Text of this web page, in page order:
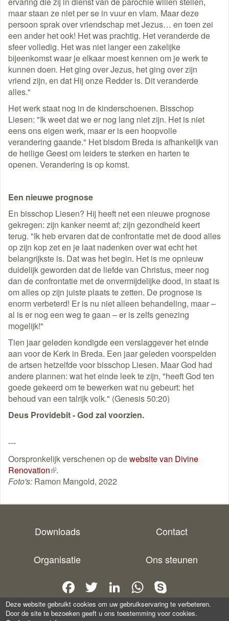
maar staan ze niet per se in vuur en vlam. Maar deze
persoon sprak over vriendschap met Jezus… en toen zei
een ander het ook! Het was prachtig. Het veranderde de
sfeer volledig. Het was niet langer een zakelijke
bijeenkomst waar je elkaar moest kennen om je werk te
kunnen doen. Het ging over Jezus, het ging over zijn
vriend zijn, en dat Hij onze Redder is. Dit veranderde
alles."
Het werk staat nog in de kinderschoenen. Bisschop
Liesen: "Ik weet dat we er nog lang niet zijn. Het is niet
eens ons eigen werk, maar er is een hoopvolle
verandering gaande." Het bisdom Breda is afhankelijk van
de heilige Geest om leiders te sterken en harten te
openen. Verandering is op komst.
Een nieuwe prognose
En bisschop Liesen? Hij heeft net een nieuwe prognose
gekregen: zijn kanker neemt af; zijn gezondheid keert
terug. "Ik heb ervaren dat de confrontatie met de dood alles
op zijn kop zet en je laat nadenken over wat echt het
belangrijkste is. Dat was het begin. Het is me opnieuw
duidelijk geworden dat de liefde van Christus, meer nog
dan de confrontatie met de onvermijdelijke dood, in staat is
om alles op zijn juiste plaats te zetten. De prognose is
enorm verbeterd! Er is nu niet alleen behandeling, maar –
al is er nog een weg te gaan – er is zelfs genezing
mogelijk!"
Tien jaar geleden kondigde een verslaggever het einde
aan voor de Kerk in Breda. Een jaar geleden voorspelden
de artsen hetzelfde voor bisschop Liesen. Maar God had
andere plannen: wat het einde leek te zijn, "heeft God ten
goede gekeerd om te bewerken wat nu gebeurt: het
behoud van een talrijk volk." (Genesis 50:20)
Deus Providebit - God zal voorzien.
---
Oorspronkelijk verschenen op dewebsite van Divine
Renovation(externe
link)
.
Foto's: Ramon Mangold, 2022
Downloads Contact
Organisatie Ons steunen
Facebook
TwitterLinkedInWhatsApp
Copyright 2025 -De Missionaire Parochie-Privacy
Deze website gebruikt cookies om uw gebruikservaring te verbeteren.
Door de site te bezoeken geeft u ons toestemming voor cookies.